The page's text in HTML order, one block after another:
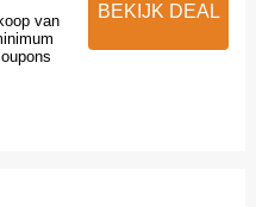
van
BEKIJK DEAL